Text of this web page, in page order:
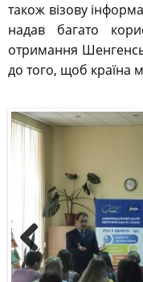
також візову
надав багато
отримання
до того, щоб країна
Previous